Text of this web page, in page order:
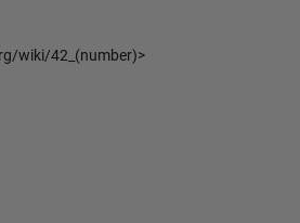
wiki/42_(number)>